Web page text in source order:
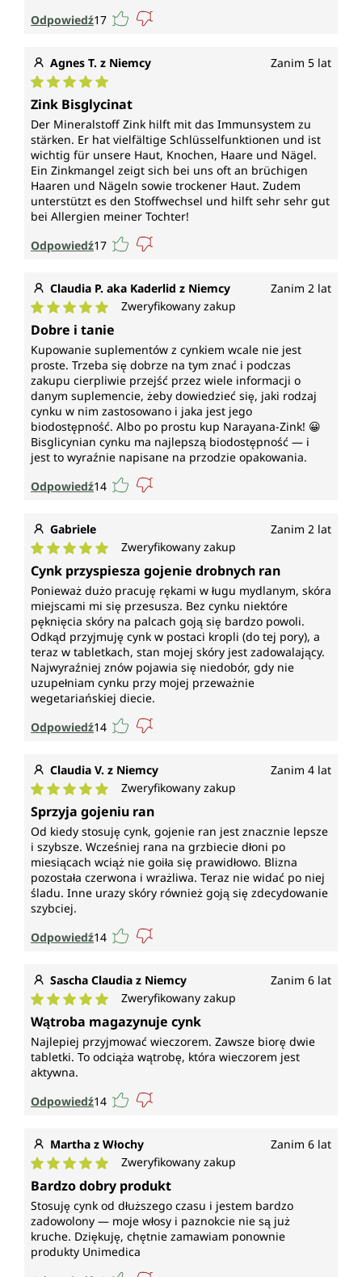
Odpowiedź17
Agnes T. z Niemcy Zanim 5 lat
Średnia ocena 5 z 5 gwiazdek
Zink Bisglycinat
Der Mineralstoff Zink hilft mit das Immunsystem zu
stärken. Er hat vielfältige Schlüsselfunktionen und ist
wichtig für unsere Haut, Knochen, Haare und Nägel.
Ein Zinkmangel zeigt sich bei uns oft an brüchigen
Haaren und Nägeln sowie trockener Haut. Zudem
unterstützt es den Stoffwechsel und hilft sehr sehr gut
bei Allergien meiner Tochter!
Odpowiedź17
Claudia P. aka Kaderlid z Niemcy Zanim 2 lat
Średnia ocena 5 z 5 gwiazdek
Zweryfikowany zakup
Dobre i tanie
Kupowanie suplementów z cynkiem wcale nie jest
proste. Trzeba się dobrze na tym znać i podczas
zakupu cierpliwie przejść przez wiele informacji o
danym suplemencie, żeby dowiedzieć się, jaki rodzaj
cynku w nim zastosowano i jaka jest jego
biodostępność. Albo po prostu kup Narayana-Zink! 😀
Bisglicynian cynku ma najlepszą biodostępność — i
jest to wyraźnie napisane na przodzie opakowania.
Odpowiedź14
Gabriele Zanim 2 lat
Średnia ocena 5 z 5 gwiazdek
Zweryfikowany zakup
Cynk przyspiesza gojenie drobnych ran
Ponieważ dużo pracuję rękami w ługu mydlanym, skóra
miejscami mi się przesusza. Bez cynku niektóre
pęknięcia skóry na palcach goją się bardzo powoli.
Odkąd przyjmuję cynk w postaci kropli (do tej pory), a
teraz w tabletkach, stan mojej skóry jest zadowalający.
Najwyraźniej znów pojawia się niedobór, gdy nie
uzupełniam cynku przy mojej przeważnie
wegetariańskiej diecie.
Odpowiedź14
Claudia V. z Niemcy Zanim 4 lat
Średnia ocena 5 z 5 gwiazdek
Zweryfikowany zakup
Sprzyja gojeniu ran
Od kiedy stosuję cynk, gojenie ran jest znacznie lepsze
i szybsze. Wcześniej rana na grzbiecie dłoni po
miesiącach wciąż nie goiła się prawidłowo. Blizna
pozostała czerwona i wrażliwa. Teraz nie widać po niej
śladu. Inne urazy skóry również goją się zdecydowanie
szybciej.
Odpowiedź14
Sascha Claudia z Niemcy Zanim 6 lat
Średnia ocena 5 z 5 gwiazdek
Zweryfikowany zakup
Wątroba magazynuje cynk
Najlepiej przyjmować wieczorem. Zawsze biorę dwie
tabletki. To odciąża wątrobę, która wieczorem jest
aktywna.
Odpowiedź14
Martha z Włochy Zanim 6 lat
Średnia ocena 5 z 5 gwiazdek
Zweryfikowany zakup
Bardzo dobry produkt
Stosuję cynk od dłuższego czasu i jestem bardzo
zadowolony — moje włosy i paznokcie nie są już
kruche. Dziękuję, chętnie zamawiam ponownie
produkty Unimedica